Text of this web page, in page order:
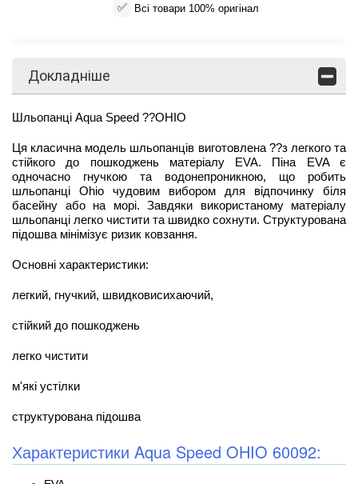
✅ Всі товари 100% оригінал
Докладніше
Шльопанці Aqua Speed ??OHIO
Ця класична модель шльопанців виготовлена ??з легкого та
стійкого до пошкоджень матеріалу EVA. Піна EVA є
одночасно гнучкою та водонепроникною, що робить
шльопанці Ohio чудовим вибором для відпочинку біля
басейну або на морі. Завдяки використаному матеріалу
шльопанці легко чистити та швидко сохнути. Структурована
підошва мінімізує ризик ковзання.
Основні характеристики:
легкий, гнучкий, швидковисихаючий,
стійкий до пошкоджень
легко чистити
м'які устілки
структурована підошва
Характеристики Aqua Speed OHIO 60092: